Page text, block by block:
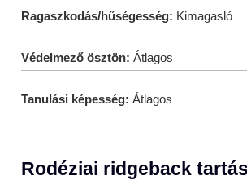
Ragaszkodás/hűségesség: Kimagasló
Védelmező ösztön: Átlagos
Tanulási képesség: Átlagos
Rodéziai ridgeback